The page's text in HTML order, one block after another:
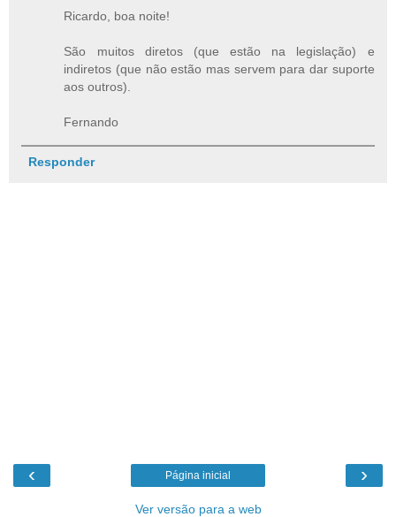
Ricardo, boa noite!
São muitos diretos (que estão na legislação) e
indiretos (que não estão mas servem para dar suporte
aos outros).
Fernando
Responder
‹ ›
Página inicial
Ver versão para a web